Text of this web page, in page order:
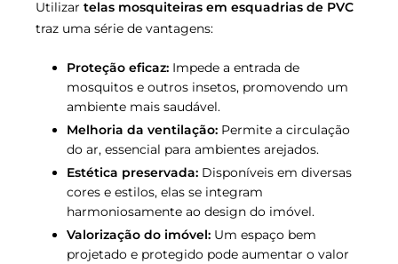
Utilizar telas mosquiteiras em esquadrias de PVC
traz uma série de vantagens:
Proteção eficaz: Impede a entrada de
mosquitos e outros insetos, promovendo um
ambiente mais saudável.
Melhoria da ventilação: Permite a circulação
do ar, essencial para ambientes arejados.
Estética preservada: Disponíveis em diversas
cores e estilos, elas se integram
harmoniosamente ao design do imóvel.
Valorização do imóvel: Um espaço bem
projetado e protegido pode aumentar o valor